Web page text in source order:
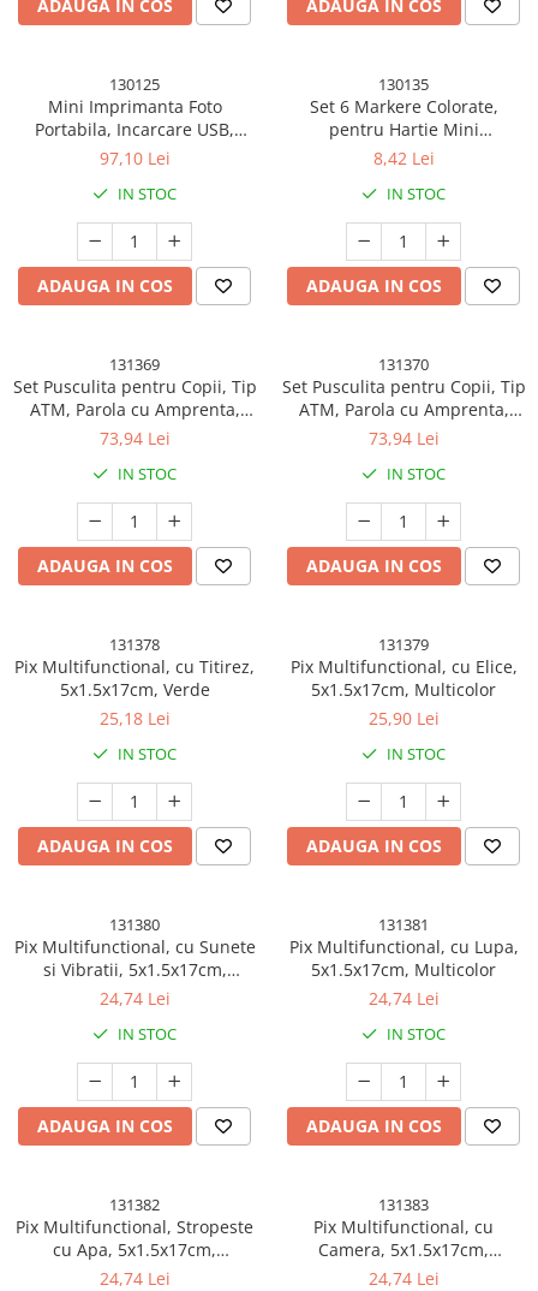
Fitness si sport
Ingrijire par si Accesorii
Perii Electrice
Placi de indreptat parul
Ingrijirea Unghiilor
Palete Farduri si Truse Make-Up
Suporturi ortopedice si orteze
Kendama si Spinnere
Kendama Chicanos V3 King Size
Kendama Frequency V3 King Size
Kendama Legendary
Kendama Legendary V3 King Size
Kendama Rainbow V2 Cupe Mari
Kendama Royal V3 King Size
Kendama Rubber Grip
Kendama Rubber Grip V2 Cupe
Kendama Silken V3 King Size
Kendama Super Sticky V2 Cupe
Solare
Instalatii Solare
Lampi solare
ADAUGA IN COS ADAUGA IN COS
130125
Mini Imprimanta Foto
Portabila, Incarcare USB,
Bluetooth, Model Ursulet, 12 x
97,10 Lei
IN STOC
ADAUGA IN COS
130135
Set 6 Markere Colorate,
pentru Hartie Mini
Imprimanta Foto Portabila,
8,42 Lei
IN STOC
ADAUGA IN COS
131369
Set Pusculita pentru Copii, Tip
ATM, Parola cu Amprenta,
13.5 x 11.5 x 20 cm, Roz
73,94 Lei
IN STOC
ADAUGA IN COS
131370
Set Pusculita pentru Copii, Tip
ATM, Parola cu Amprenta,
13.5 x 11.5 x 20 cm, Albastru
73,94 Lei
IN STOC
ADAUGA IN COS
131378
Pix Multifunctional, cu Titirez,
5x1.5x17cm, Verde
25,18 Lei
IN STOC
ADAUGA IN COS
131379
Pix Multifunctional, cu Elice,
5x1.5x17cm, Multicolor
25,90 Lei
IN STOC
ADAUGA IN COS
131380
Pix Multifunctional, cu Sunete
si Vibratii, 5x1.5x17cm,
Multicolor
24,74 Lei
IN STOC
ADAUGA IN COS
131381
Pix Multifunctional, cu Lupa,
5x1.5x17cm, Multicolor
24,74 Lei
IN STOC
ADAUGA IN COS
131382
Pix Multifunctional, Stropeste
cu Apa, 5x1.5x17cm,
Multifunctional
24,74 Lei
131383
Pix Multifunctional, cu
Camera, 5x1.5x17cm,
Multifunctional
24,74 Lei